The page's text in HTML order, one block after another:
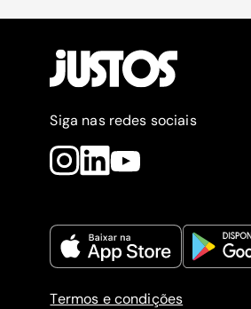
Siga nas redes sociais
Termos e condições